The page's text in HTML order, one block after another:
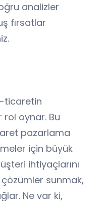
analizler
fırsatlar
ticaretin
oynar. Bu
pazarlama
için büyük
ihtiyaçlarını
sunmak,
Ne var ki,